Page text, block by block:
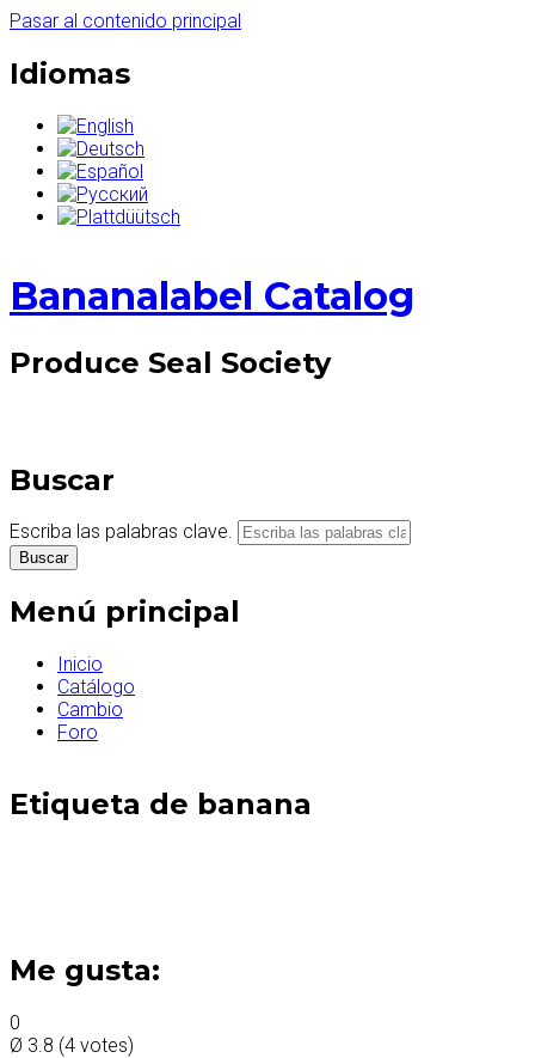
Pasar al contenido principal
Idiomas
Bananalabel Catalog
Produce Seal Society
Buscar
Escriba las palabras clave.
Menú principal
Inicio
Catálogo
Cambio
Foro
Etiqueta de banana
Me gusta:
0
Ø 3.8 (4 votes)